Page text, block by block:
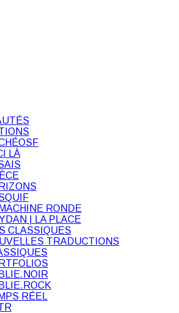
LÀ
RONDE
| LA PLACE
CLASSIQUES
TRADUCTIONS
RÉEL